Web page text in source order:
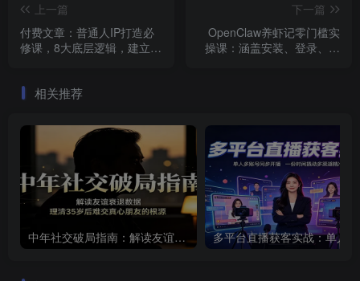
上一篇
付费文章：普通人IP打造必
修课，8大底层逻辑，建立专
下一篇
OpenClaw养虾记零门槛实
操课：涵盖安装、登录、模
相关推荐
中年社交破局指南：解读友谊衰退数据，理清35岁后难交真心朋友的根源